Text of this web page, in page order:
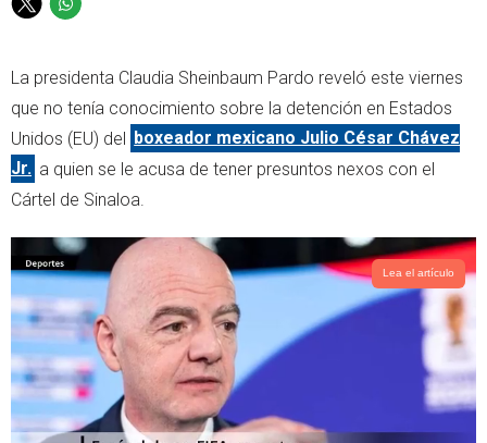
T
t
t
e
r
W
t
s
a
p
p
La presidenta Claudia Sheinbaum Pardo reveló este viernes
que no tenía conocimiento sobre la detención en Estados
Unidos (EU) del boxeador mexicano Julio César Chávez
Jr. a quien se le acusa de tener presuntos nexos con el
Cártel de Sinaloa.
Lea el artículo